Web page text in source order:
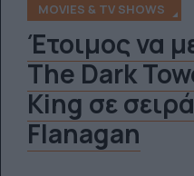
MOVIES & TV SHOWS
Έτοιμος να
The Dark
King σε
Flanagan